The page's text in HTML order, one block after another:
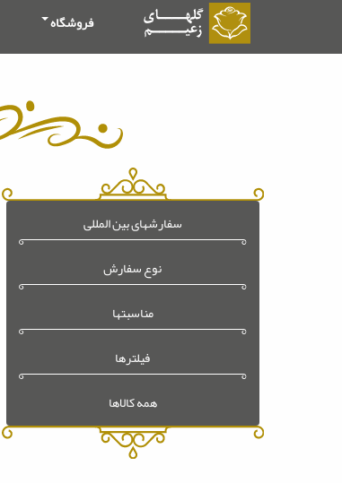
فروشگاه
سفارشهای بین المللی
نوع سفارش
مناسبتها
فیلترها
همه کالاها